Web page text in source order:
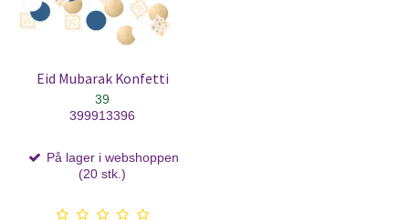
Eid Mubarak Konfetti
39
399913396
På lager i webshoppen
(20 stk.)